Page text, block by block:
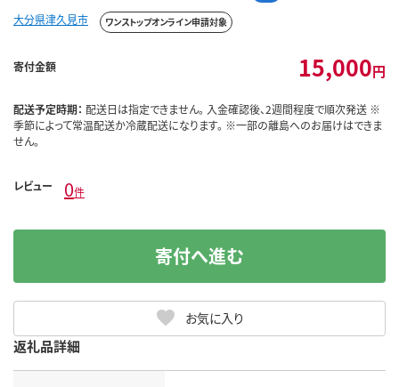
大分県津久見市 ワンストップオンライン申請対象
寄付金額 15,000円
配送予定時期： 配送日は指定できません。 入金確認後、2週間程度で順次発送 ※
季節によって常温配送か冷蔵配送になります。 ※一部の離島へのお届けはできま
せん。
レビュー 0件
お気に入り
寄付へ進む
返礼品詳細